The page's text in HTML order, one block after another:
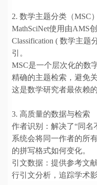
2. 数学主题分类（MSC）
MathSciNet使用由AMS
Classification ( 数学主
引。
MSC是一个层次化的数
精确的主题检索，避免
这是数学研究者最依赖
3. 高质量的数据与检索
作者识别：解决了“同名
系统会将同一作者的所
的拼写格式如何变化。
引文数据：提供参考文
行引文分析，追踪学术影